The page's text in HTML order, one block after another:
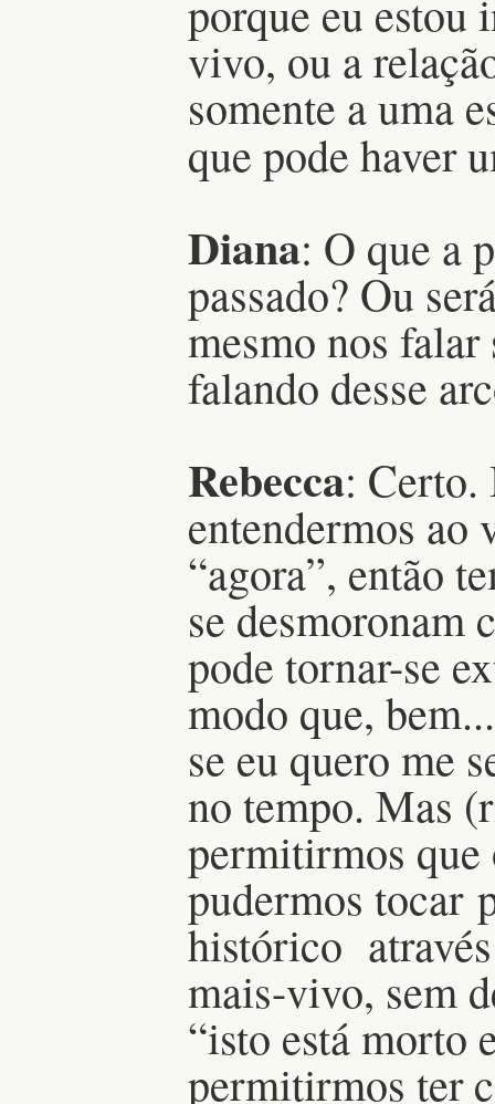
porque eu estou
vivo, ou a
somente a uma
que pode haver
Diana: O que a
passado? Ou
mesmo nos falar
falando desse
Rebecca: Certo.
entendermos ao
“agora”, então
se
pode tornar-se
modo que,
se eu quero me
no tempo. Mas
permitirmos que
pudermos tocar
histórico
mais-vivo, sem
“isto está morto
permitirmos ter